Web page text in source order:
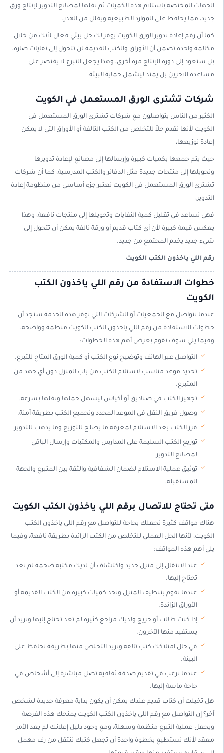
الجهات المختصة باستلام هذه الكميات ثم نقلها لمصانع التدوير لإنتاج ورق
جديد، مما يحافظ على الموارد الطبيعية ويقلل من الهدر،
كما أن رقم إعادة تدوير الورق الكويت يوفر لك حل بيئي فعال لأنك من خلال
مكالمة واحدة تضمن أن الأوراق والكتب القديمة لن تتحول إلى نفايات ضارة،
بل ستعود إلى دورة الإنتاج مرة أخرى، وهذا يجعل التبرع لا يقتصر على
مساعدة الآخرين بل يمتد ليشمل حماية البيئة.
شركات تشترى الورق المستعمل في الكويت
الكثير من الناس يتواصلون مع شركات تشترى الورق المستعمل في
الكويت لأنها تقدم حلاً للتخلص من الكتب التالفة أو الأوراق التي لا يمكن
إعادة توزيعها،
حيث يتم جمعها بكميات كبيرة وإرسالها إلى مصانع لإعادة تدويرها
وتحويلها إلى منتجات جديدة مثل الدفاتر والكتب المدرسية، كما أن شركات
تشترى الورق المستعمل في الكويت تعتبر جزء أساسي من منظومة إعادة
التدوير،
فهي تساعد في تقليل كمية النفايات وتحويلها إلى منتجات نافعة، وهذا
يعكس قيمة كبيرة لأن أي كتاب قديم أو ورقة تالفة يمكن أن تتحول إلى
شيء جديد يخدم المجتمع من جديد.
رقم اللي ياخذون الكتب الكويت
خطوات الاستفادة من رقم اللي ياخذون الكتب
الكويت
عندما تتواصل مع الجمعيات أو الشركات التي توفر هذه الخدمة ستجد أن
خطوات الاستفادة من رقم اللي ياخذون الكتب الكويت منظمة وواضحة،
وفيما يلي سوف نقوم بعرض أهم هذه الخطوات:
التواصل عبر الهاتف وتوضيح نوع الكتب أو كمية الورق المتاح للتبرع.
تحديد موعد مناسب لاستلام الكتب من باب المنزل دون أي جهد من
المتبرع.
تجهيز الكتب في صناديق أو أكياس ليسهل حملها ونقلها بسرعة.
وصول فريق النقل في الموعد المحدد وتجميع الكتب بطريقة آمنة.
فرز الكتب بعد الاستلام لمعرفة ما يصلح للتوزيع وما يذهب للتدوير.
توزيع الكتب السليمة على المدارس والمكتبات وإرسال الباقي
لمصانع التدوير.
توثيق عملية الاستلام لضمان الشفافية والثقة بين المتبرع والجهة
المستقبلة.
متى تحتاج للاتصال برقم اللي ياخذون الكتب الكويت
هناك مواقف كثيرة تجعلك بحاجة للتواصل مع رقم اللي ياخذون الكتب
الكويت، لأنها الحل العملي للتخلص من الكتب الزائدة بطريقة نافعة، وفيما
يلي أهم هذه المواقف:
عند الانتقال إلى منزل جديد واكتشاف أن لديك مكتبة ضخمة لم تعد
تحتاج إليها.
عندما تقوم بتنظيف المنزل وتجد كميات كبيرة من الكتب القديمة أو
الأوراق الزائدة.
إذا كنت طالب أو خريج ولديك مراجع كثيرة لم تعد تحتاج إليها وتريد أن
يستفيد منها الآخرون.
في حال امتلاكك كتب تالفة وتريد التخلص منها بطريقة تحافظ على
البيئة.
عندما ترغب في تقديم صدقة ثقافية تصل مباشرة إلى أشخاص في
حاجة ماسة إليها.
هل تخيلت أن كتاب قديم عندك يمكن أن يكون بداية معرفة جديدة لشخص
آخر؟ إن التواصل مع رقم اللي ياخذون الكتب الكويت يمنحك هذه الفرصة
ويجعل عملية التبرع منظمة وسهلة، ومع وجود دليل إعلانك لم يعد الأمر
معقد لأنك تستطيع بخطوة واحدة أن تجعل كتبك تنتقل من رف مهمل